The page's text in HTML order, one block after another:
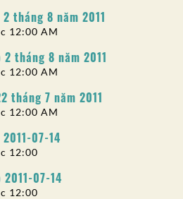
tháng 8 năm 2011
12:00 AM
tháng 8 năm 2011
12:00 AM
tháng 7 năm 2011
12:00 AM
07-14
12:00
07-14
12:00